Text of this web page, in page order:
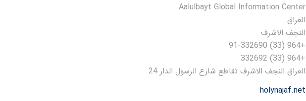
Aalulbayt Global Information Center
العراق
النجف الاشرف
+964 (33) 91-332690
+964 (33) 332692
العراق النجف الاشرف تقاطع شارع الرسول الدار 24
holynajaf.net